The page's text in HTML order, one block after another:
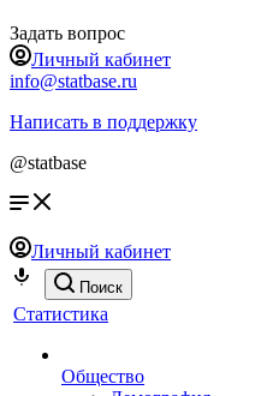
Задать вопрос
Личный кабинет
info@statbase.ru
Написать в поддержку
@statbase
Личный кабинет
Поиск
Статистика
Общество